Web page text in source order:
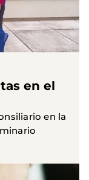
en el
en la